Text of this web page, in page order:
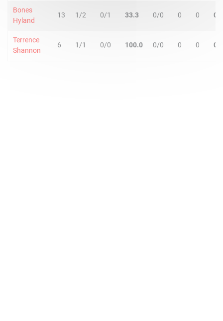
Bones
Hyland
13 1/2 0/1 33.3 0/0 0 0 0
Terrence
Shannon
6 1/1 0/0 100.0 0/0 0 0 0